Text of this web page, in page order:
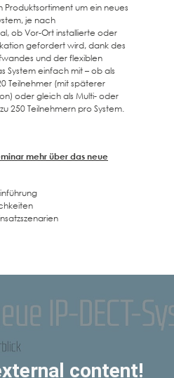
um ein neues
je nach
ob Vor-Ort installierte oder
gefordert wird, dank des
und der flexiblen
System einfach mit – ob als
Teilnehmer (mit späterer
oder gleich als Multi- oder
250 Teilnehmern pro System.
mehr über das neue